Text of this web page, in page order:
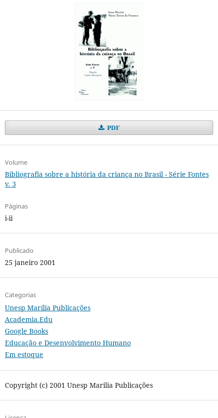
PDF
Volume
Bibliografia sobre a história da criança no Brasil - Série Fontes
v. 3
Páginas
i-ii
Publicado
25 janeiro 2001
Categorias
Unesp Marília Publicações
Academia.Edu
Google Books
Educação e Desenvolvimento Humano
Em estoque
Copyright (c) 2001 Unesp Marilia Publicações